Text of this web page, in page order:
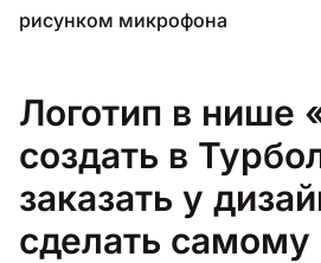
рисунком микрофона
Логотип в нише
создать в
заказать у
сделать самому